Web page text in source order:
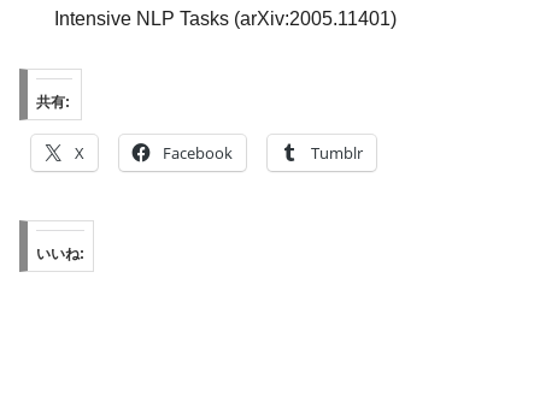
Intensive NLP Tasks (arXiv:2005.11401)
共有:
X Facebook Tumblr
いいね: